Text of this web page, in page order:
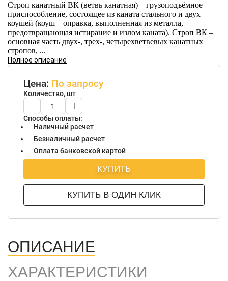
Строп канатный ВК (ветвь канатная) – грузоподъёмное
приспособление, состоящее из каната стального и двух
коушей (коуш – оправка, выполненная из металла,
предотвращающая истирание и излом каната). Строп ВК –
основная часть двух-, трех-, четырехветвевых канатных
стропов, ...
Полное описание
Цена: По запросу
Количество, шт
Способы оплаты:
Наличный расчет
Безналичный расчет
Оплата банковской картой
КУПИТЬ
КУПИТЬ В ОДИН КЛИК
ОПИСАНИЕ
ХАРАКТЕРИСТИКИ